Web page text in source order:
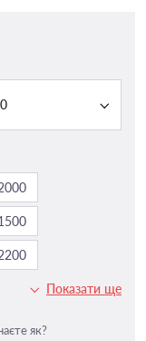
Показати ще
як?